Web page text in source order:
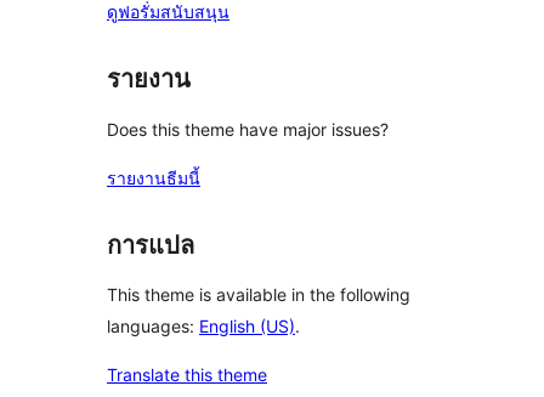
ดูฟอรั่มสนับสนุน
รายงาน
Does this theme have major issues?
รายงานธีมนี้
การแปล
This theme is available in the following
languages: English (US).
Translate this theme